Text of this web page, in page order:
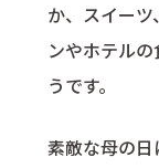
か、スイー
ンやホテル
うです。
素敵な母の